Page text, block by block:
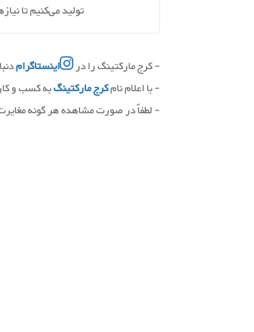
تولید می‌کنیم تا
- کرج مارکتینگ را در اینستاگرام
- با اعلام نامکرج مارکتینگبه کسب و
- لطفاً در صورت مشاهده هر گونه